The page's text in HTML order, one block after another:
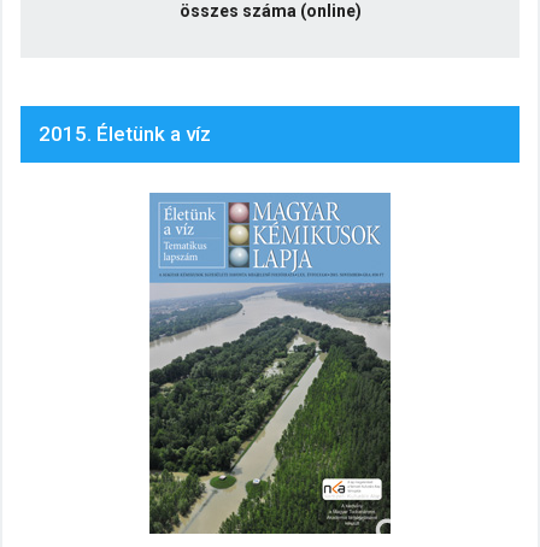
összes száma (online)
2015. Életünk a víz